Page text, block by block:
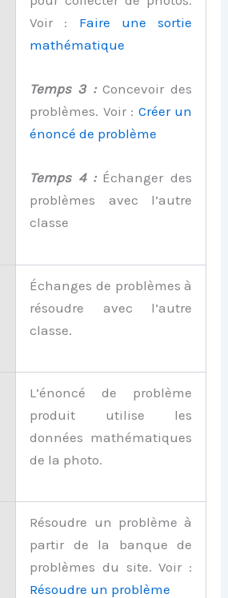
Voir : Faire une sortie
mathématique
Temps 3 :Concevoir des
problèmes. Voir : Créer un
énoncé de problème
Temps 4 :Échanger des
problèmes avec l’autre
classe
Échanges de problèmes à
résoudre avec l’autre
classe.
L’énoncé de problème
produit utilise les
données mathématiques
de la photo.
Résoudre un problème à
partir de la banque de
problèmes du site. Voir :
Résoudre un problème